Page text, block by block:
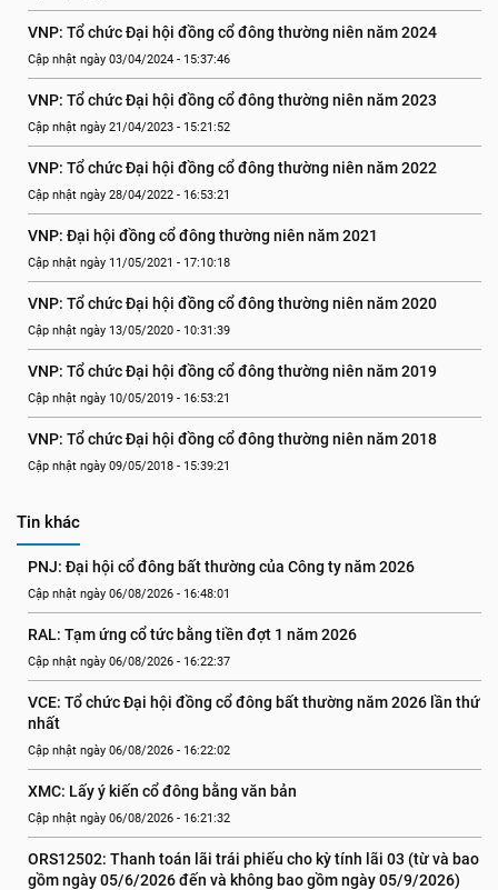
VNP: Tổ chức Đại hội đồng cổ đông thường niên năm 2024
Cập nhật ngày 03/04/2024 - 15:37:46
VNP: Tổ chức Đại hội đồng cổ đông thường niên năm 2023
Cập nhật ngày 21/04/2023 - 15:21:52
VNP: Tổ chức Đại hội đồng cổ đông thường niên năm 2022
Cập nhật ngày 28/04/2022 - 16:53:21
VNP: Đại hội đồng cổ đông thường niên năm 2021
Cập nhật ngày 11/05/2021 - 17:10:18
VNP: Tổ chức Đại hội đồng cổ đông thường niên năm 2020
Cập nhật ngày 13/05/2020 - 10:31:39
VNP: Tổ chức Đại hội đồng cổ đông thường niên năm 2019
Cập nhật ngày 10/05/2019 - 16:53:21
VNP: Tổ chức Đại hội đồng cổ đông thường niên năm 2018
Cập nhật ngày 09/05/2018 - 15:39:21
Tin khác
PNJ: Đại hội cổ đông bất thường của Công ty năm 2026
Cập nhật ngày 06/08/2026 - 16:48:01
RAL: Tạm ứng cổ tức bằng tiền đợt 1 năm 2026
Cập nhật ngày 06/08/2026 - 16:22:37
VCE: Tổ chức Đại hội đồng cổ đông bất thường năm 2026 lần thứ
nhất
Cập nhật ngày 06/08/2026 - 16:22:02
XMC: Lấy ý kiến cổ đông bằng văn bản
Cập nhật ngày 06/08/2026 - 16:21:32
ORS12502: Thanh toán lãi trái phiếu cho kỳ tính lãi 03 (từ và bao
gồm ngày 05/6/2026 đến và không bao gồm ngày 05/9/2026)